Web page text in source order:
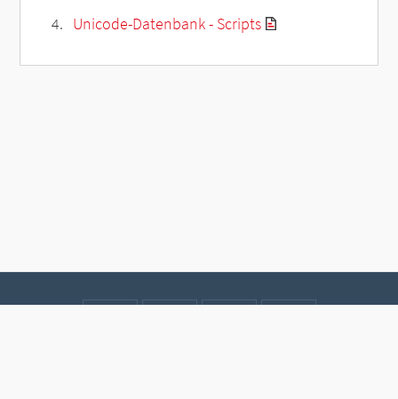
Unicode-Datenbank - Scripts